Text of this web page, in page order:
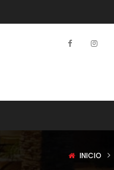
INICIO